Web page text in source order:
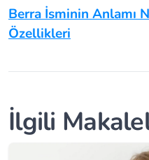
Berra İsminin Anlamı
Özellikleri
İlgili